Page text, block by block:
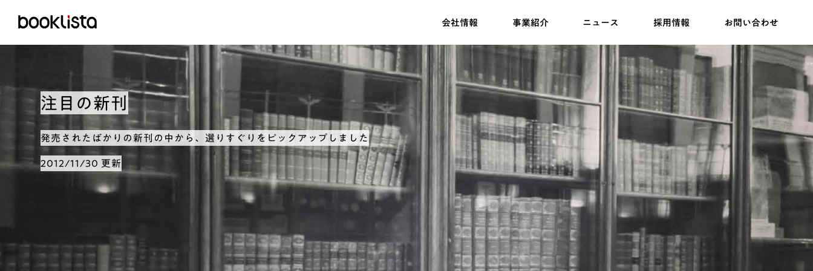
会社情報 事業紹介 ニュース 採用情報 お問い合わせ
注目の新刊
発売されたばかりの新刊の中から、選りすぐりをピックアップしました
2012/11/30 更新